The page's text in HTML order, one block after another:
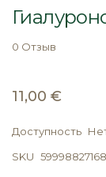
началу
галереи
0 Отзыв
11,00 €
Доступность
SKU